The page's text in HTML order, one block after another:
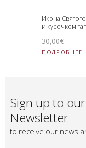
Икона
и кусочком
30,00€
ПОДРОБНЕЕ
Sign up to our
Newsletter
to receive our news